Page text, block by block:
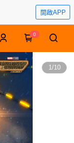
開啟APP
0
1/10